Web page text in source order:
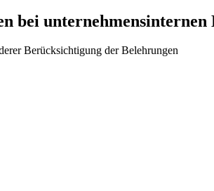
bei
Berücksichtigung der Belehrungen